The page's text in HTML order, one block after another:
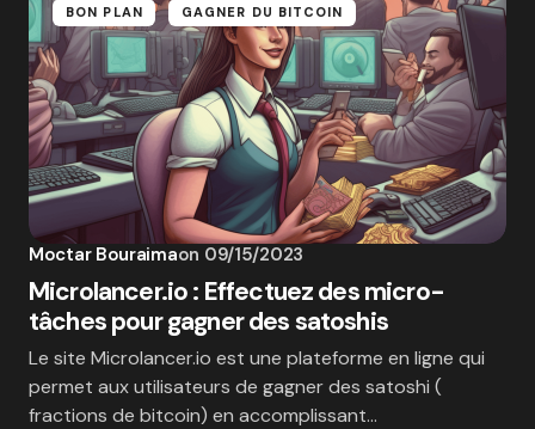
BON PLAN GAGNER DU BITCOIN
Moctar Bouraimaon 09/15/2023
Microlancer.io : Effectuez des micro-
tâches pour gagner des satoshis
Le site Microlancer.io est une plateforme en ligne qui
permet aux utilisateurs de gagner des satoshi (
fractions de bitcoin) en accomplissant…